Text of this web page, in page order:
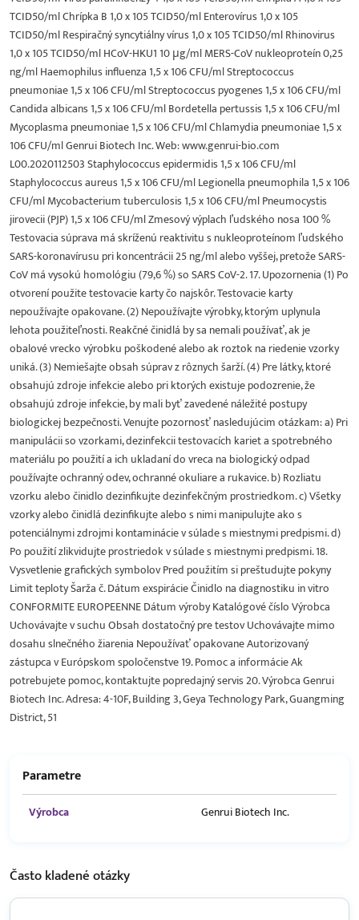
TCID50/ml Chrípka B 1,0 x 105 TCID50/ml Enterovírus 1,0 x 105
TCID50/ml Respiračný syncytiálny vírus 1,0 x 105 TCID50/ml Rhinovirus
1,0 x 105 TCID50/ml HCoV-HKU1 10 μg/ml MERS-CoV nukleoproteín 0,25
ng/ml Haemophilus influenza 1,5 x 106 CFU/ml Streptococcus
pneumoniae 1,5 x 106 CFU/ml Streptococcus pyogenes 1,5 x 106 CFU/ml
Candida albicans 1,5 x 106 CFU/ml Bordetella pertussis 1,5 x 106 CFU/ml
Mycoplasma pneumoniae 1,5 x 106 CFU/ml Chlamydia pneumoniae 1,5 x
106 CFU/ml Genrui Biotech Inc. Web: www.genrui-bio.com
L00.2020112503 Staphylococcus epidermidis 1,5 x 106 CFU/ml
Staphylococcus aureus 1,5 x 106 CFU/ml Legionella pneumophila 1,5 x 106
CFU/ml Mycobacterium tuberculosis 1,5 x 106 CFU/ml Pneumocystis
jirovecii (PJP) 1,5 x 106 CFU/ml Zmesový výplach ľudského nosa 100 %
Testovacia súprava má skríženú reaktivitu s nukleoproteínom ľudského
SARS-koronavírusu pri koncentrácii 25 ng/ml alebo vyššej, pretože SARS-
CoV má vysokú homológiu (79,6 %) so SARS CoV-2. 17. Upozornenia (1) Po
otvorení použite testovacie karty čo najskôr. Testovacie karty
nepoužívajte opakovane. (2) Nepoužívajte výrobky, ktorým uplynula
lehota použiteľnosti. Reakčné činidlá by sa nemali používať, ak je
obalové vrecko výrobku poškodené alebo ak roztok na riedenie vzorky
uniká. (3) Nemiešajte obsah súprav z rôznych šarží. (4) Pre látky, ktoré
obsahujú zdroje infekcie alebo pri ktorých existuje podozrenie, že
obsahujú zdroje infekcie, by mali byť zavedené náležité postupy
biologickej bezpečnosti. Venujte pozornosť nasledujúcim otázkam: a) Pri
manipulácii so vzorkami, dezinfekcii testovacích kariet a spotrebného
materiálu po použití a ich ukladaní do vreca na biologický odpad
používajte ochranný odev, ochranné okuliare a rukavice. b) Rozliatu
vzorku alebo činidlo dezinfikujte dezinfekčným prostriedkom. c) Všetky
vzorky alebo činidlá dezinfikujte alebo s nimi manipulujte ako s
potenciálnymi zdrojmi kontaminácie v súlade s miestnymi predpismi. d)
Po použití zlikvidujte prostriedok v súlade s miestnymi predpismi. 18.
Vysvetlenie grafických symbolov Pred použitím si preštudujte pokyny
Limit teploty Šarža č. Dátum exspirácie Činidlo na diagnostiku in vitro
CONFORMITE EUROPEENNE Dátum výroby Katalógové číslo Výrobca
Uchovávajte v suchu Obsah dostatočný pre testov Uchovávajte mimo
dosahu slnečného žiarenia Nepoužívať opakovane Autorizovaný
zástupca v Európskom spoločenstve 19. Pomoc a informácie Ak
potrebujete pomoc, kontaktujte popredajný servis 20. Výrobca Genrui
Biotech Inc. Adresa: 4-10F, Building 3, Geya Technology Park, Guangming
District, 51
Parametre
Výrobca Genrui Biotech Inc.
Často kladenéotázky